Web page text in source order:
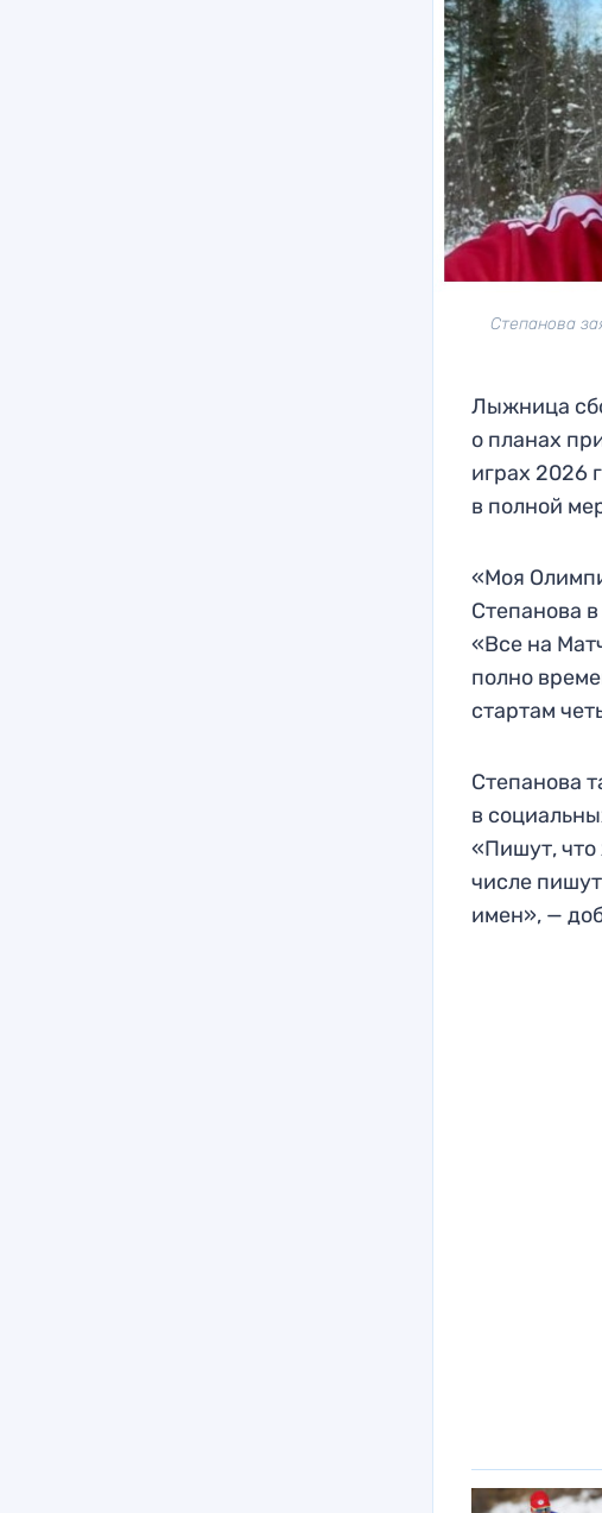
Степанова
Лыжница
о планах
играх 2026
в полной
«Моя
Степанова
«Все на
полно
стартам
Степанова
в
«Пишут,
числе
имен», —